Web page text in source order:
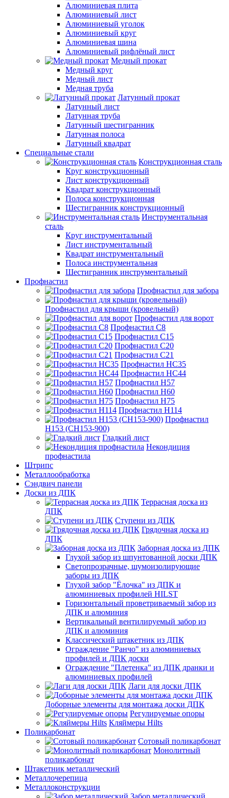
Алюминиевая плита
Алюминиевый лист
Алюминиевый уголок
Алюминиевый круг
Алюминиевая шина
Алюминиевый рифлёный лист
Медный прокат
Медный круг
Медный лист
Медная труба
Латунный прокат
Латунный лист
Латунная труба
Латунный шестигранник
Латунная полоса
Латунный квадрат
Специальные стали
Конструкционная сталь
Круг конструкционный
Лист конструкционный
Квадрат конструкционный
Полоса конструкционная
Шестигранник конструкционный
Инструментальная
сталь
Круг инструментальный
Лист инструментальный
Квадрат инструментальный
Полоса инструментальная
Шестигранник инструментальный
Профнастил
Профнастил для забора
Профнастил для крыши (кровельный)
Профнастил для ворот
Профнастил С8
Профнастил С15
Профнастил С20
Профнастил С21
Профнастил НС35
Профнастил НС44
Профнастил Н57
Профнастил Н60
Профнастил Н75
Профнастил Н114
Профнастил
Н153 (СН153-900)
Гладкий лист
Некондиция
профнастила
Штрипс
Металлообработка
Сэндвич панели
Доски из ДПК
Террасная доска из
ДПК
Ступени из ДПК
Грядочная доска из
ДПК
Заборная доска из ДПК
Глухой забор из шпунтованной доски ДПК
Светопрозрачные, шумоизолирующие
заборы из ДПК
Глухой забор "Ёлочка" из ДПК и
алюминиевых профилей HILST
Горизонтальный проветриваемый забор из
ДПК и алюминия
Вертикальный вентилируемый забор из
ДПК и алюминия
Классический штакетник из ДПК
Ограждение "Ранчо" из алюминиевых
профилей и ДПК доски
Ограждение "Плетенка" из ДПК дранки и
алюминиевых профилей
Лаги для доски ДПК
Доборные элементы для монтажа доски ДПК
Регулируемые опоры
Кляймеры Hilts
Поликарбонат
Сотовый поликарбонат
Монолитный
поликарбонат
Штакетник металлический
Металлочерепица
Металлоконструкции
Забор металлический